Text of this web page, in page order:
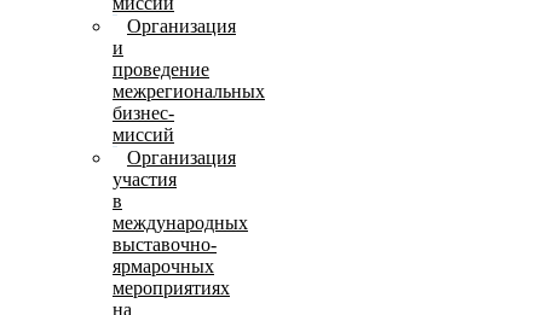
Организация
и
проведение
межрегиональных
бизнес-
миссий
Организация
участия
в
международных
выставочно-
ярмарочных
мероприятиях
на